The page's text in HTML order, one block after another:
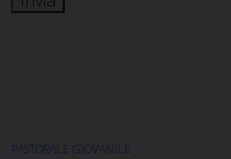
PASTORALE GIOVANILE